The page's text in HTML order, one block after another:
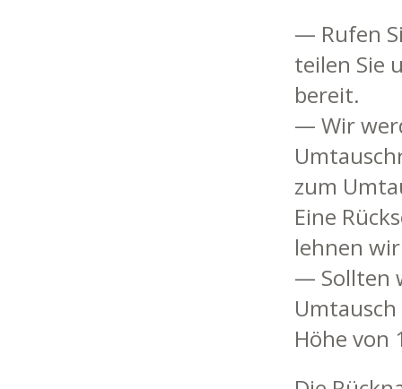
— Rufen
teilen Sie
bereit.
— Wir
zum
Eine
lehnen
— Sollten
Höhe von